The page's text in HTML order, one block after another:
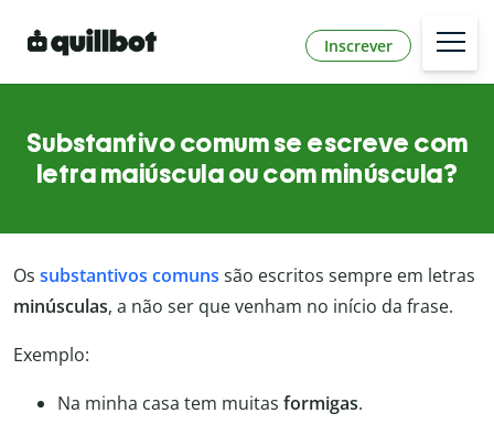
Inscrever
Substantivo comum se escreve com
letra maiúscula ou com minúscula?
Os substantivos comuns são escritos sempre em letras
minúsculas, a não ser que venham no início da frase.
Exemplo:
Na minha casa tem muitas formigas.